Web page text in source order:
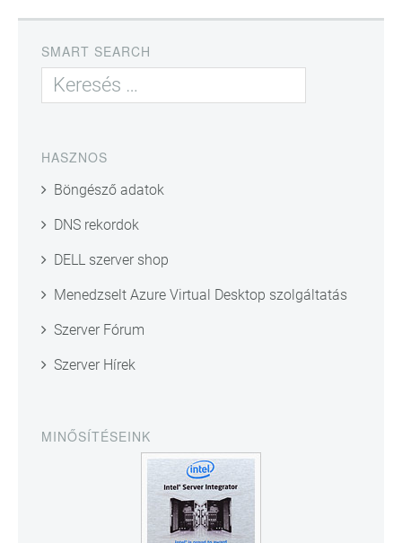
SMART SEARCH
HASZNOS
Böngésző adatok
DNS rekordok
DELL szerver shop
Menedzselt Azure Virtual Desktop szolgáltatás
Szerver Fórum
Szerver Hírek
MINŐSÍTÉSEINK